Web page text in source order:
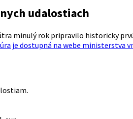
udalostiach
minulý rok pripravilo historicky
je dostupná na webe ministerstva